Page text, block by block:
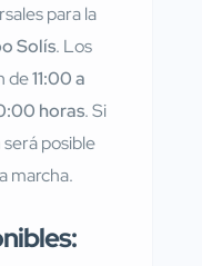
para la
Solís. Los
de11:00 a
horas. Si
posible
marcha.